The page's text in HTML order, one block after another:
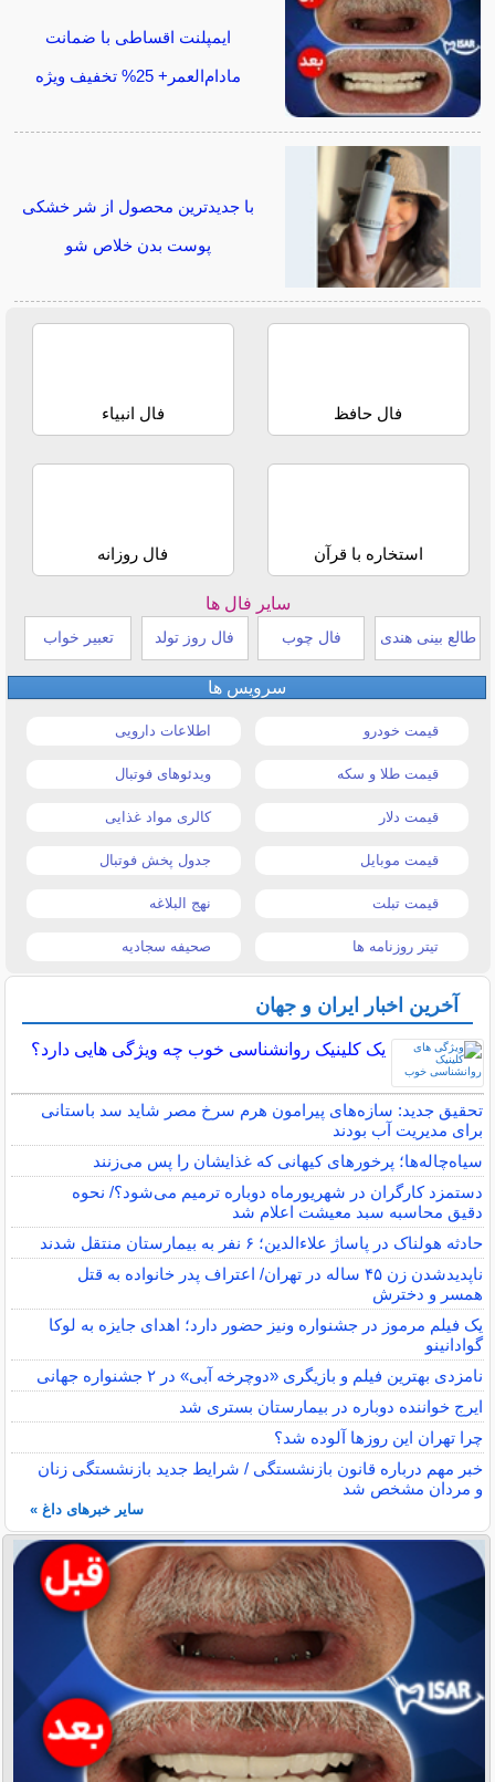
ایمپلنت اقساطی با ضمانت
مادام‌العمر+ 25% تخفیف ویژه
با جدیدترین محصول از شر خشکی
پوست بدن خلاص شو
فال حافظ فال انبیاء
استخاره با قرآن فال روزانه
سایر فال ها
طالع بینی هندی فال چوب فال روز تولد تعبیر خواب
سرویس ها
قیمت خودرو اطلاعات دارویی
قیمت طلا و سکه ویدئوهای فوتبال
قیمت دلار کالری مواد غذایی
قیمت موبایل جدول پخش فوتبال
قیمت تبلت نهج البلاغه
تیتر روزنامه ها صحیفه سجادیه
آخرین اخبار ایران و جهان
یک کلینیک روانشناسی خوب چه ویژگی هایی دارد؟
تحقیق جدید: سازه‌های پیرامون هرم سرخ مصر شاید سد باستانی
برای مدیریت آب بودند
سیاه‌چاله‌ها؛ پرخورهای کیهانی که غذایشان را پس می‌زنند
دستمزد کارگران در شهریورماه دوباره ترمیم می‌شود؟/ نحوه
دقیق محاسبه سبد معیشت اعلام شد
حادثه هولناک در پاساژ علاءالدین؛ ۶ نفر به بیمارستان منتقل شدند
ناپدیدشدن زن ۴۵ ساله در تهران/ اعتراف پدر خانواده به قتل
همسر و دخترش
یک فیلم مرموز در جشنواره ونیز حضور دارد؛ اهدای جایزه به لوکا
گوادانینو
نامزدی بهترین فیلم و بازیگری «دوچرخه آبی» در ۲ جشنواره جهانی
ایرج خواننده دوباره در بیمارستان بستری شد
چرا تهران این روزها آلوده شد؟
خبر مهم درباره قانون بازنشستگی / شرایط جدید بازنشستگی زنان
و مردان مشخص شد
سایر خبرهای داغ »